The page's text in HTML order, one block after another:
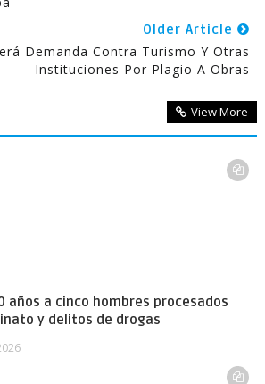
Older Article
Demanda Contra Turismo Y Otras
Instituciones Por Plagio A Obras
View More
años a cinco hombres procesados
y delitos de drogas